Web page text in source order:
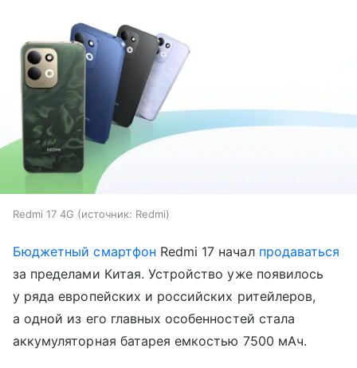
Redmi 17 4G источник: Redmi
Бюджетный смартфон Redmi 17 начал продаваться
за пределами Китая. Устройство уже появилось
у ряда европейских и российских ритейлеров,
а одной из его главных особенностей стала
аккумуляторная батарея емкостью 7500 мАч.